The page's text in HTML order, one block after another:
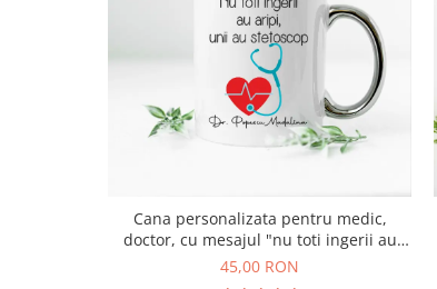
Cana personalizata pentru medic,
doctor, cu mesajul "nu toti ingerii au
aripi, unii au stetoscop"
45,00 RON